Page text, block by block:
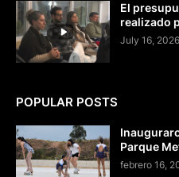
El
realizado
July 16, 2026
POPULAR POSTS
Parque
febrero 16,